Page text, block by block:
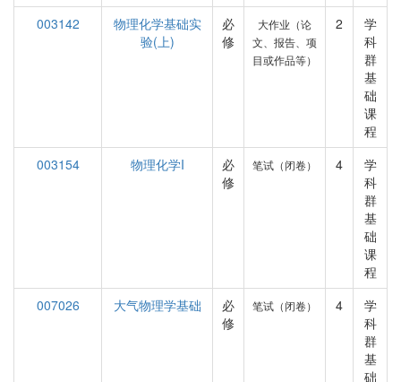
003142
物理化学基础实
验(上)
必
修
大作业（论
文、报告、项
目或作品等）
2
学
科
群
基
础
课
程
003154
物理化学I
必
修
笔试（闭卷） 4
学
科
群
基
础
课
程
007026
大气物理学基础
必
修
笔试（闭卷） 4
学
科
群
基
础